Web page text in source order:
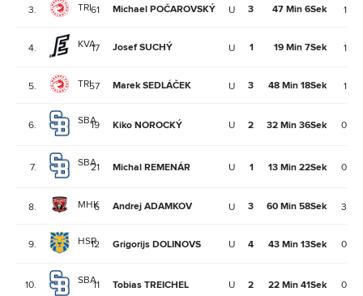
3. TRI61 Michael POČAROVSKÝ U 3 47 Min 6Sek 1
4. KVA17 Josef SUCHÝ U 1 19 Min 7Sek 1
5. TRI57 Marek SEDLÁČEK U 3 48 Min 18Sek 1
6. SBA19 Kiko NOROCKÝ U 2 32 Min 36Sek 0
7. SBA21 Michal REMENÁR U 1 13 Min 22Sek 0
8. MHK
6 Andrej ADAMKOV U 3 60 Min 58Sek 3
9. HSR12 Grigorijs DOLINOVS U 4 43 Min 13Sek 0
10. SBA11 Tobias TREICHEL U 2 22 Min 41Sek 0